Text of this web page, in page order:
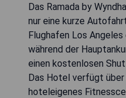
Das Ramada by
nur eine kurze
Flughafen Los
während der
einen kostenlosen
Das Hotel verfügt über
hoteleigenes